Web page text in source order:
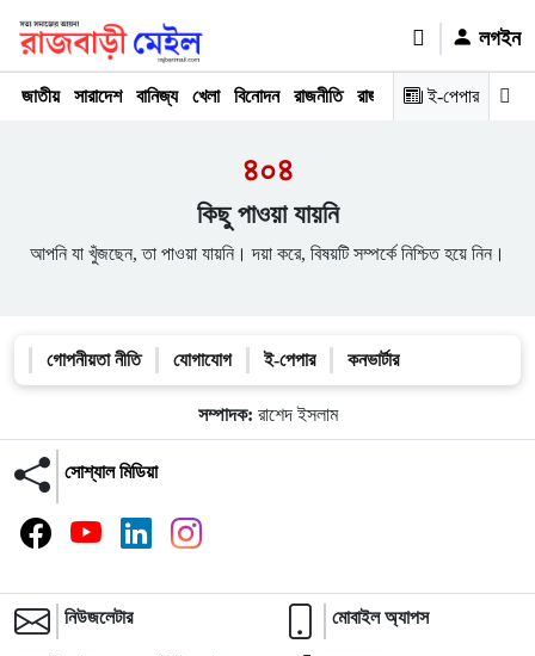
লগইন
জাতীয় সারাদেশ বানিজ্য খেলা বিনোদন রাজনীতি রাজধানী অপরাধ মতামত
ই-পেপার
৪০৪
কিছু পাওয়া যায়নি
আপনি যা খুঁজছেন, তা পাওয়া যায়নি। দয়া করে, বিষয়টি সম্পর্কে নিশ্চিত হয়ে নিন।
গোপনীয়তা নীতি যোগাযোগ ই-পেপার কনভার্টার
সম্পাদক: রাশেদ ইসলাম
সোশ্যাল মিডিয়া
নিউজলেটার মোবাইল অ্যাপস